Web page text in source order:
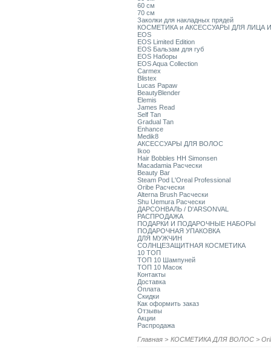
60 см
70 см
Заколки для накладных прядей
КОСМЕТИКА и АКСЕССУАРЫ ДЛЯ ЛИЦА
EOS
EOS Limited Edition
EOS Бальзам для губ
EOS Наборы
EOS Aqua Collection
Carmex
Blistex
Lucas Papaw
BeautyBlender
Elemis
James Read
Self Tan
Gradual Tan
Enhance
Medik8
АКСЕССУАРЫ ДЛЯ ВОЛОС
Ikoo
Hair Bobbles HH Simonsen
Macadamia Расчески
Beauty Bar
Steam Pod L'Oreal Professional
Oribe Расчески
Alterna Brush Расчески
Shu Uemura Расчески
ДАРСОНВАЛЬ / D'ARSONVAL
РАСПРОДАЖА
ПОДАРКИ И ПОДАРОЧНЫЕ НАБОРЫ
ПОДАРОЧНАЯ УПАКОВКА
ДЛЯ МУЖЧИН
СОЛНЦЕЗАЩИТНАЯ КОСМЕТИКА
10 ТОП
ТОП 10 Шампуней
ТОП 10 Масок
Контакты
Доставка
Оплата
Скидки
Как оформить заказ
Отзывы
Акции
Распродажа
Главная > КОСМЕТИКА ДЛЯ ВОЛОС >